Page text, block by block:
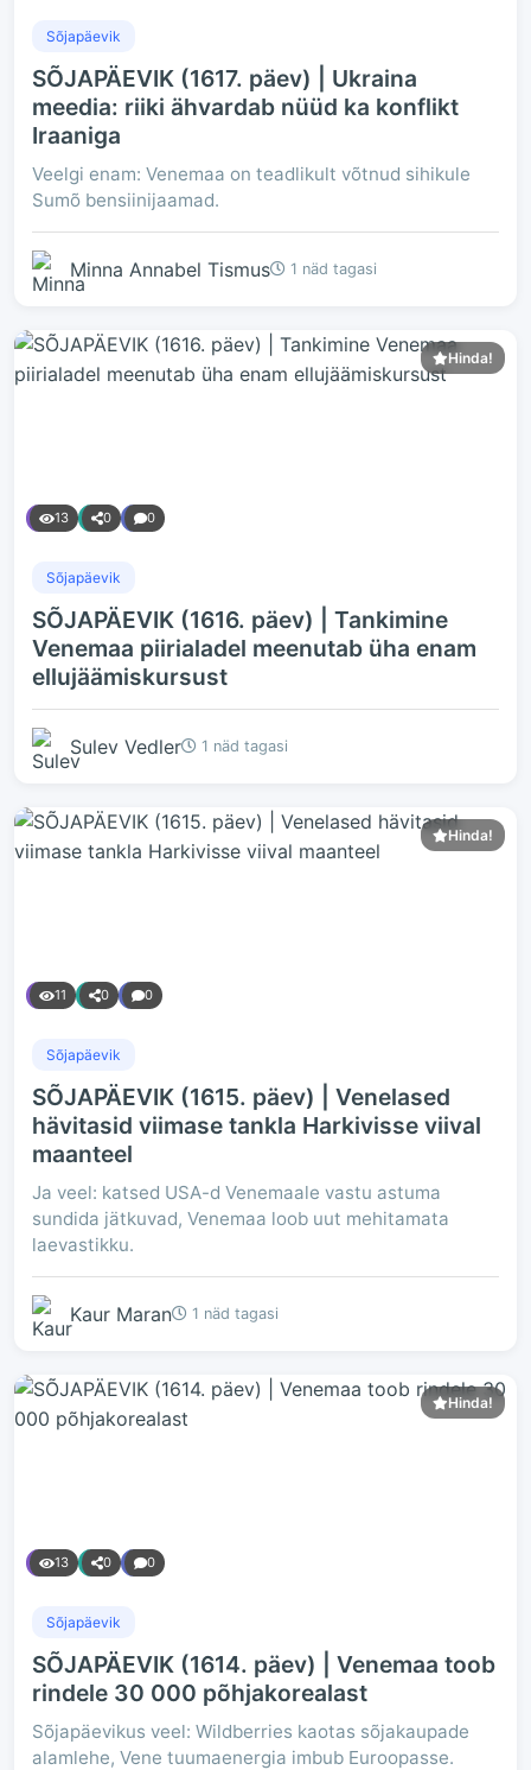
Sõjapäevik
SÕJAPÄEVIK (1617. päev) | Ukraina
meedia: riiki ähvardab nüüd ka konflikt
Iraaniga
Veelgi enam: Venemaa on teadlikult võtnud sihikule
Sumõ bensiinijaamad.
Minna Annabel Tismus 1 näd tagasi
Hinda!
13 0 0
Sõjapäevik
SÕJAPÄEVIK (1616. päev) | Tankimine
Venemaa piirialadel meenutab üha enam
ellujäämiskursust
Sulev Vedler 1 näd tagasi
Hinda!
11 0 0
Sõjapäevik
SÕJAPÄEVIK (1615. päev) | Venelased
hävitasid viimase tankla Harkivisse viival
maanteel
Ja veel: katsed USA-d Venemaale vastu astuma
sundida jätkuvad, Venemaa loob uut mehitamata
laevastikku.
Kaur Maran 1 näd tagasi
Hinda!
13 0 0
Sõjapäevik
SÕJAPÄEVIK (1614. päev) | Venemaa toob
rindele 30 000 põhjakorealast
Sõjapäevikus veel: Wildberries kaotas sõjakaupade
alamlehe, Vene tuumaenergia imbub Euroopasse.